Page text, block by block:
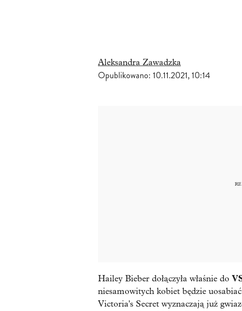
Aleksandra Zawadzka
Opublikowano:10.11.2021, 10:14
Hailey Bieber dołączyła właśnie do
niesamowitych kobiet będzie
Victoria's Secret wyznaczają już